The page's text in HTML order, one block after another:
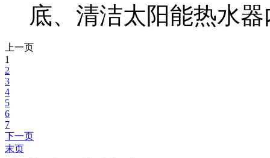
底、清洁太阳能热水
上一页
1
2
3
4
5
6
7
下一页
末页